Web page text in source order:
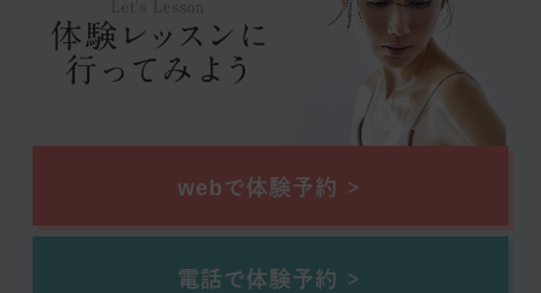
webで体験予約
電話で体験予約